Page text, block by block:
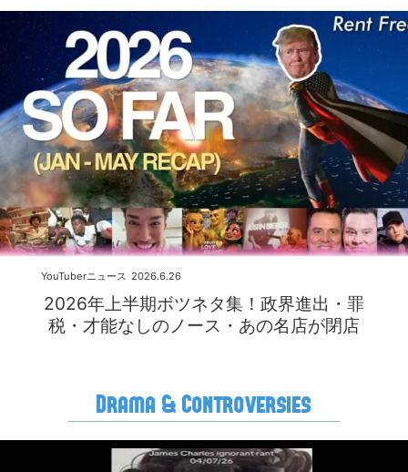
YouTuberニュース 2026.6.26
2026年上半期ボツネタ集！政界進出・罪
税・才能なしのノース・あの名店が閉店
Drama & Controversies